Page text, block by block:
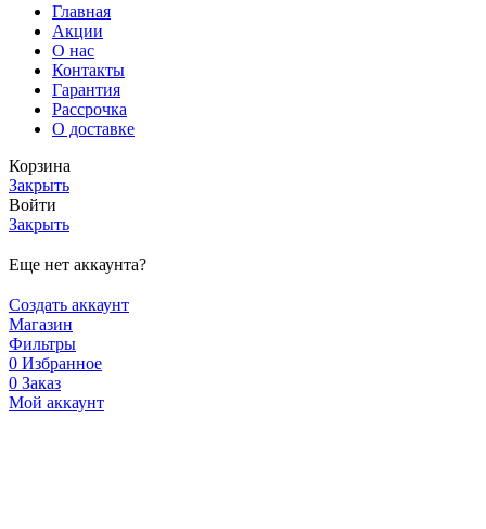
Главная
Акции
О нас
Контакты
Гарантия
Рассрочка
О доставке
Корзина
Закрыть
Войти
Закрыть
Еще нет аккаунта?
Создать аккаунт
Магазин
Фильтры
0 Избранное
0 Заказ
Мой аккаунт